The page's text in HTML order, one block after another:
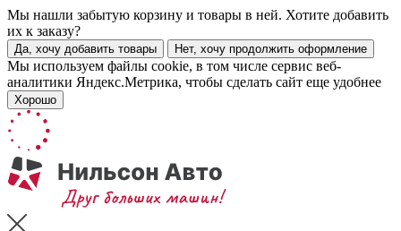
Мы нашли забытую корзину и товары в ней. Хотите добавить
их к заказу?
Да, хочу добавить товары Нет, хочу продолжить оформление
Мы используем файлы cookie, в том числе сервис веб-
аналитики Яндекс.Метрика, чтобы сделать сайт еще удобнее
Хорошо